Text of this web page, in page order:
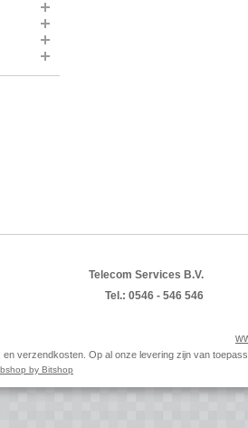
Telecom Services B.V.
Tel.: 0546 - 546 546
en verzendkosten. Op al onze levering zijn van
by Bitshop